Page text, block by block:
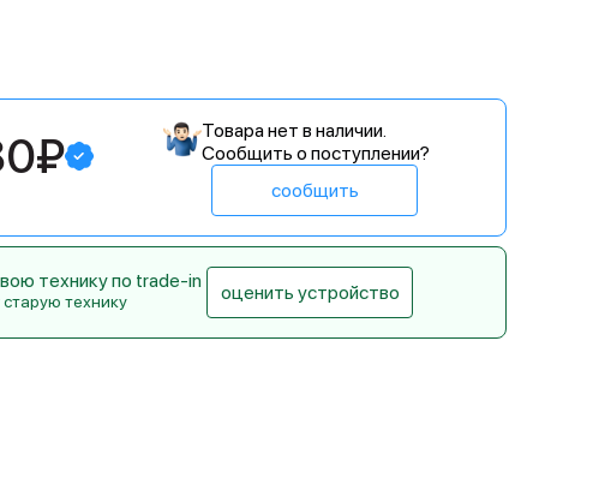
Товара нет в наличии.
Сообщить о поступлении?
сообщить
технику по trade-in
технику оценить устройство